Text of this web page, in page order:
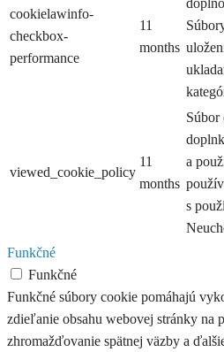
cookielawinfo-
checkbox-
performance
11
months
viewed_cookie_policy
11
months
Súbor
a
s
Funkčné
Funkčné
Funkčné súbory cookie pomáhajú
zdieľanie obsahu webovej stránky na
zhromažďovanie spätnej väzby a